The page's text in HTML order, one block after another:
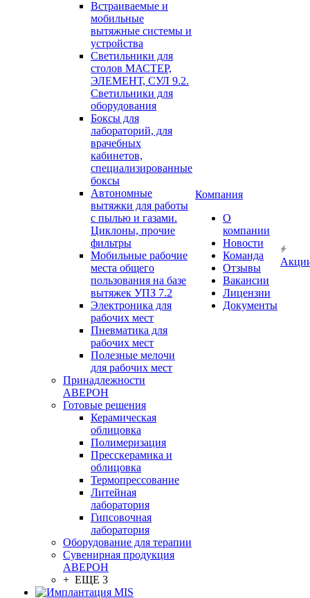
Встраиваемые и
мобильные
вытяжные системы и
устройства
Светильники для
столов МАСТЕР,
ЭЛЕМЕНТ, СУЛ 9.2.
Светильники для
оборудования
Боксы для
лабораторий, для
врачебных
кабинетов,
специализированные
боксы
Автономные
вытяжки для работы
с пылью и газами.
Циклоны, прочие
фильтры
Мобильные рабочие
места общего
пользования на базе
вытяжек УПЗ 7.2
Электроника для
рабочих мест
Пневматика для
рабочих мест
Полезные мелочи
для рабочих мест
Принадлежности
АВЕРОН
Готовые решения
Керамическая
облицовка
Полимеризация
Пресскерамика и
облицовка
Термопрессование
Литейная
лаборатория
Гипсовочная
лаборатория
Оборудование для терапии
Сувенирная продукция
АВЕРОН
+ ЕЩЕ 3
Компания
О
компании
Новости
Команда
Отзывы
Вакансии
Лицензии
Документы